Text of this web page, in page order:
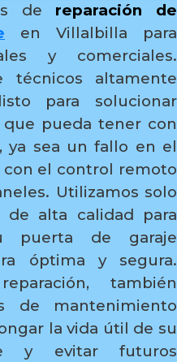
de reparación de
en Villalbilla para
y comerciales.
técnicos altamente
para solucionar
pueda tener con
ya sea un fallo en el
el control remoto
Utilizamos solo
de alta calidad para
puerta de garaje
óptima y segura.
también
de mantenimiento
la vida útil de su
y evitar futuros